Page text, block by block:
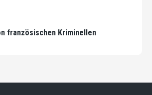
französischen Kriminellen